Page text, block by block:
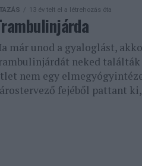
13 év telt el a létrehozás óta
már unod a gyaloglást,
neked találták
nem egy
fejéből pattant ki,